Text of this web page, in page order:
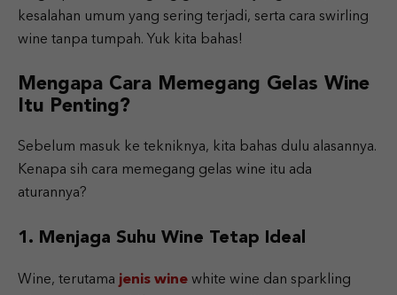
kesalahan umum yang sering terjadi, serta cara swirling
wine tanpa tumpah. Yuk kita bahas!
Mengapa Cara Memegang Gelas Wine
Itu Penting?
Sebelum masuk ke tekniknya, kita bahas dulu alasannya.
Kenapa sih cara memegang gelas wine itu ada
aturannya?
1. Menjaga Suhu Wine Tetap Ideal
Wine, terutama jenis wine white wine dan sparkling